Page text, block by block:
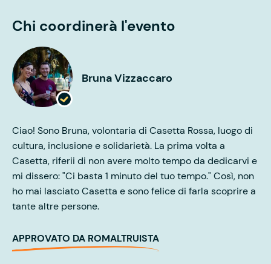
Chi coordinerà l'evento
Bruna Vizzaccaro
Ciao! Sono Bruna, volontaria di Casetta Rossa, luogo di
cultura, inclusione e solidarietà. La prima volta a
Casetta, riferii di non avere molto tempo da dedicarvi e
mi dissero: "Ci basta 1 minuto del tuo tempo." Così, non
ho mai lasciato Casetta e sono felice di farla scoprire a
tante altre persone.
APPROVATO DA ROMALTRUISTA